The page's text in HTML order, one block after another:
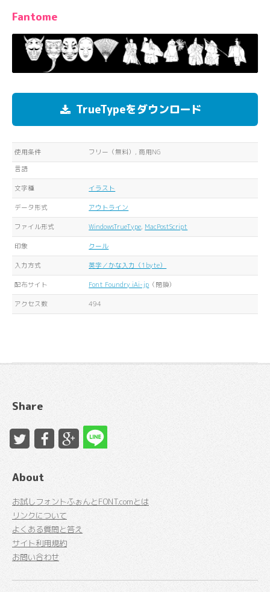
Fantome
TrueTypeをダウンロード
使用条件
フリー（無料）, 商用NG
言語
文字種 イラスト
データ形式 アウトライン
ファイル形式 WindowsTrueType, MacPostScript
印象 クール
入力方式 英字／かな入力（1byte）
配布サイト Font Foundry iAi-jp （閉鎖）
アクセス数 494
Share
About
お試しフォントふぉんとFONT.comとは
リンクについて
よくある質問と答え
サイト利用規約
お問い合わせ